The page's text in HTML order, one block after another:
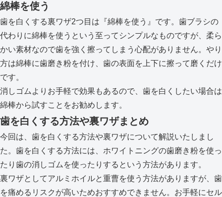
綿棒を使う
歯を白くする裏ワザ2つ目は『綿棒を使う』です。歯ブラシの
代わりに綿棒を使うという至ってシンプルなものですが、柔ら
かい素材なので歯を強く擦ってしまう心配がありません。やり
方は綿棒に歯磨き粉を付け、歯の表面を上下に擦って磨くだけ
です。
消しゴムよりお手軽で効果もあるので、歯を白くしたい場合は
綿棒から試すことをお勧めします。
歯を白くする方法や裏ワザまとめ
今回は、歯を白くする方法や裏ワザについて解説いたしまし
た。歯を白くする方法には、ホワイトニングの歯磨き粉を使っ
たり歯の消しゴムを使ったりするという方法があります。
裏ワザとしてアルミホイルと重曹を使う方法がありますが、歯
を痛めるリスクが高いためおすすめできません。お手軽にセル